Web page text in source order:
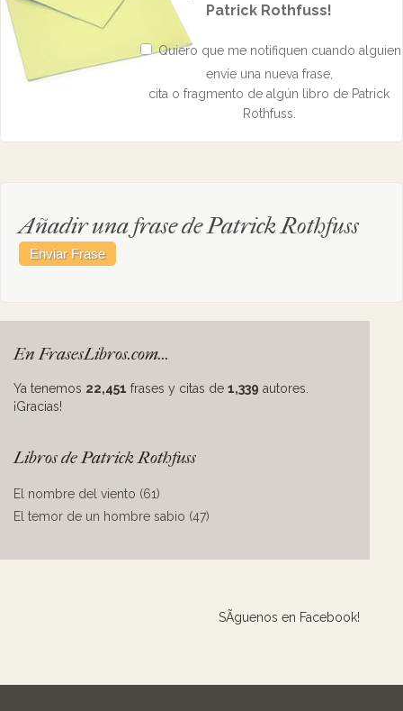
Patrick Rothfuss!
Quiero que me notifiquen cuando alguien
envíe una nueva frase,
cita o fragmento de algún libro de Patrick
Rothfuss.
Añadir una frase de Patrick Rothfuss
En FrasesLibros.com...
Ya tenemos 22,451 frases y citas de 1,339 autores.
¡Gracias!
Libros de Patrick Rothfuss
El nombre del viento (61)
El temor de un hombre sabio (47)
SÃ­guenos en Facebook!